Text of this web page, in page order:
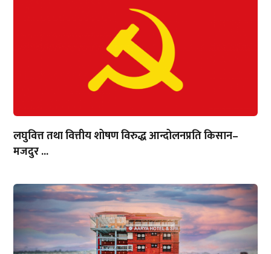
लघुवित्त तथा वित्तीय शोषण विरुद्ध आन्दोलनप्रति किसान–
मजदुर ...